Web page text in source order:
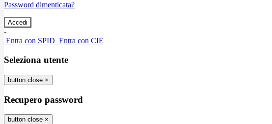
Password dimenticata?
-
Entra con SPID Entra con CIE
Seleziona utente
button close ×
Recupero password
button close ×